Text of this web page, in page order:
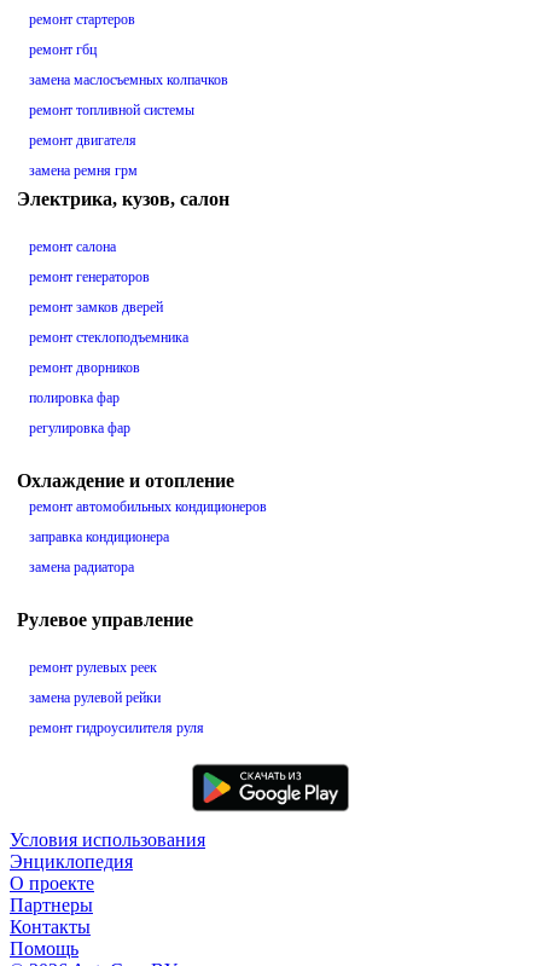
ремонт стартеров
ремонт гбц
замена маслосъемных колпачков
ремонт топливной системы
ремонт двигателя
замена ремня грм
Электрика, кузов, салон
ремонт салона
ремонт генераторов
ремонт замков дверей
ремонт стеклоподъемника
ремонт дворников
полировка фар
регулировка фар
Охлаждение и отопление
ремонт автомобильных кондиционеров
заправка кондиционера
замена радиатора
Рулевое управление
ремонт рулевых реек
замена рулевой рейки
ремонт гидроусилителя руля
Условия использования
Энциклопедия
О проекте
Партнеры
Контакты
Помощь